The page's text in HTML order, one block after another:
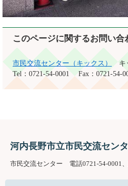
このページに関するお問い合
市民交流センター（キックス）
キ
Tel：0721-54-0001
Fax：0721-54-
河内長野市立市民交流セン
市民交流センター 電話0721-54-0001、